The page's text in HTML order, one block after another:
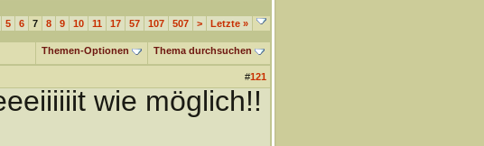
5 6 7 8 9 10 11 17 57 107 507 > Letzte »
Themen-Optionen Thema durchsuchen
#121
wie möglich!!